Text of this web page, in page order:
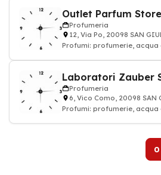
Outlet Parfum Store
Profumeria
12, Via Po, 20098 SAN
Profumi: profumerie,
Laboratori Zauber
Profumeria
6, Vico Como, 20098 SAN
Profumi: profumerie,
0